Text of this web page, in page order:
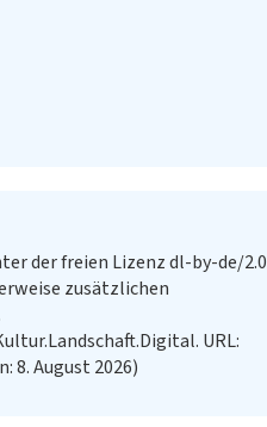
der freien Lizenz dl-by-de/2.0
zusätzlichen
URL:
8. August 2026)